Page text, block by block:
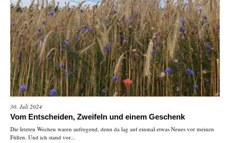
30. Juli 2024
Vom Entscheiden, Zweifeln und einem Geschenk
Die letzten Wochen waren aufregend, denn da lag auf einmal etwas Neues vor meinen
Füßen. Und ich stand vor...